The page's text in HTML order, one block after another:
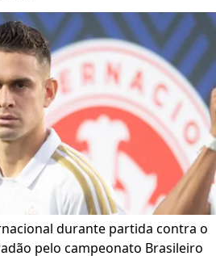
durante partida contra o
pelo campeonato Brasileiro